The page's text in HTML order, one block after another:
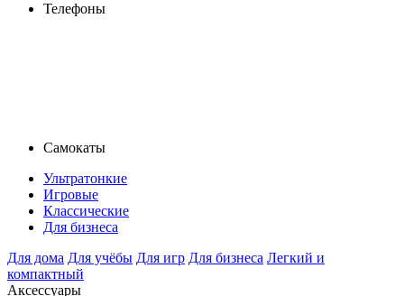
Телефоны
Самокаты
Ультратонкие
Игровые
Классические
Для бизнеса
Для дома Для учёбы Для игр Для бизнеса Легкий и
компактный
Аксессуары